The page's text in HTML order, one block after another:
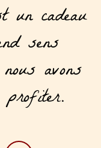
cadeau
sens
avons